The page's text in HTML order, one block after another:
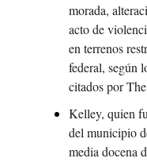
morada,
acto de
en terrenos
federal, según
citados por
Kelley, quien
del municipio
media docena